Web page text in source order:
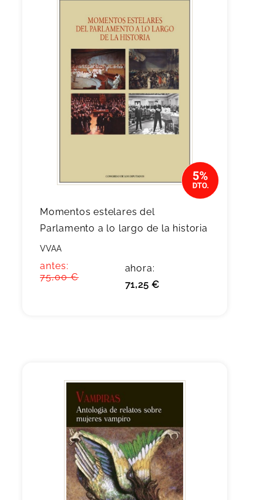
Momentos estelares del
Parlamento a lo largo de la historia
VVAA
antes:
75,00 €
ahora:
71,25 €